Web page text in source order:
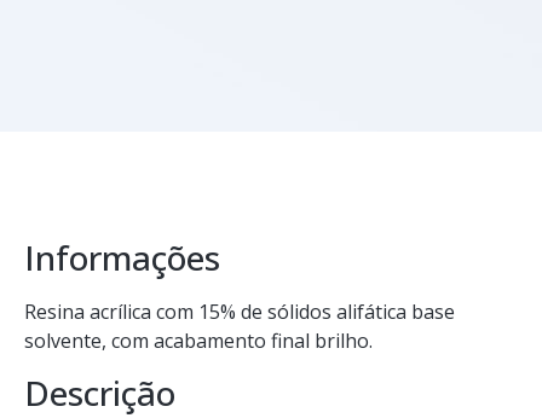
Informações
Resina acrílica com 15% de sólidos alifática base
solvente, com acabamento final brilho.
Descrição